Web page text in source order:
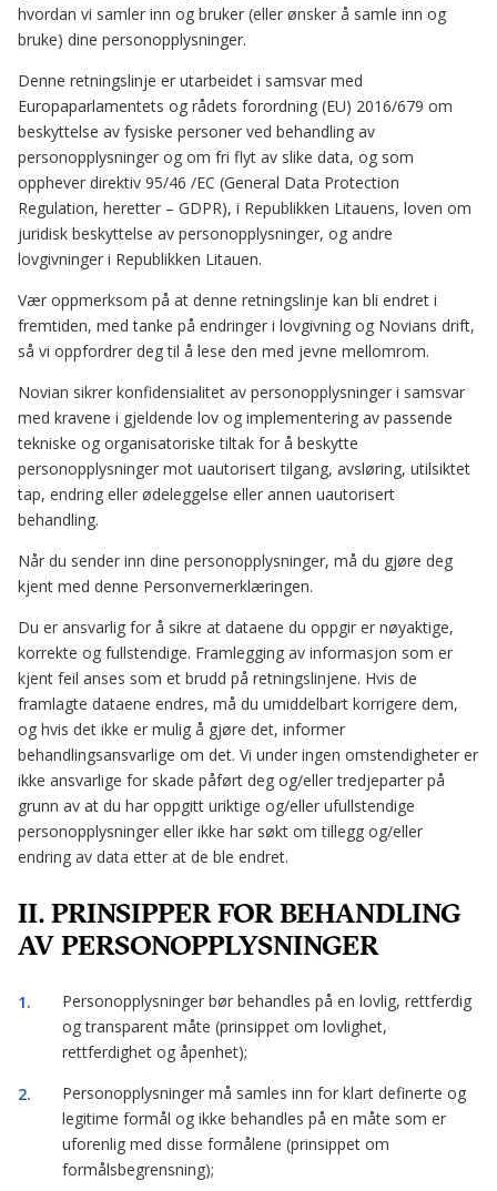
hvordan vi samler inn og bruker (eller ønsker å samle inn og
bruke) dine personopplysninger.
Denne retningslinje er utarbeidet i samsvar med
Europaparlamentets og rådets forordning (EU) 2016/679 om
beskyttelse av fysiske personer ved behandling av
personopplysninger og om fri flyt av slike data, og som
opphever direktiv 95/46 /EC (General Data Protection
Regulation, heretter – GDPR), i Republikken Litauens, loven om
juridisk beskyttelse av personopplysninger, og andre
lovgivninger i Republikken Litauen.
Vær oppmerksom på at denne retningslinje kan bli endret i
fremtiden, med tanke på endringer i lovgivning og Novians drift,
så vi oppfordrer deg til å lese den med jevne mellomrom.
Novian sikrer konfidensialitet av personopplysninger i samsvar
med kravene i gjeldende lov og implementering av passende
tekniske og organisatoriske tiltak for å beskytte
personopplysninger mot uautorisert tilgang, avsløring, utilsiktet
tap, endring eller ødeleggelse eller annen uautorisert
behandling.
Når du sender inn dine personopplysninger, må du gjøre deg
kjent med denne Personvernerklæringen.
Du er ansvarlig for å sikre at dataene du oppgir er nøyaktige,
korrekte og fullstendige. Framlegging av informasjon som er
kjent feil anses som et brudd på retningslinjene. Hvis de
framlagte dataene endres, må du umiddelbart korrigere dem,
og hvis det ikke er mulig å gjøre det, informer
behandlingsansvarlige om det. Vi under ingen omstendigheter er
ikke ansvarlige for skade påført deg og/eller tredjeparter på
grunn av at du har oppgitt uriktige og/eller ufullstendige
personopplysninger eller ikke har søkt om tillegg og/eller
endring av data etter at de ble endret.
II. PRINSIPPER FOR BEHANDLING
AV PERSONOPPLYSNINGER
Personopplysninger bør behandles på en lovlig, rettferdig
og transparent måte (prinsippet om lovlighet,
rettferdighet og åpenhet);
Personopplysninger må samles inn for klart definerte og
legitime formål og ikke behandles på en måte som er
uforenlig med disse formålene (prinsippet om
formålsbegrensning);